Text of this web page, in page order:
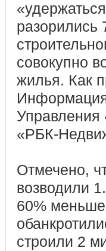
разорились
совокупно
жилья. Как
Информация
«РБК-
Отмечено,
возводили
60%
строили 2